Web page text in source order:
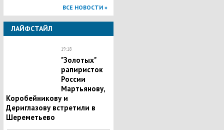
ВСЕ НОВОСТИ »
ЛАЙФСТАЙЛ
19:18
"Золотых"
рапиристок
России
Мартьянову,
Коробейникову и
Дериглазову встретили в
Шереметьево